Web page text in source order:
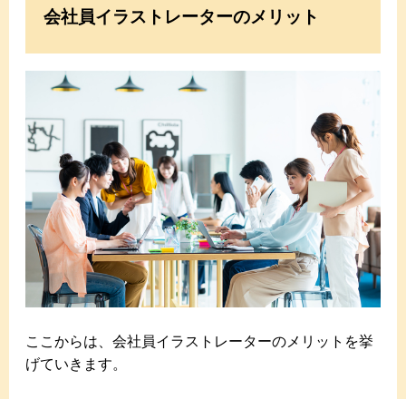
会社員イラストレーターのメリット
ここからは、会社員イラストレーターのメリットを挙
げていきます。